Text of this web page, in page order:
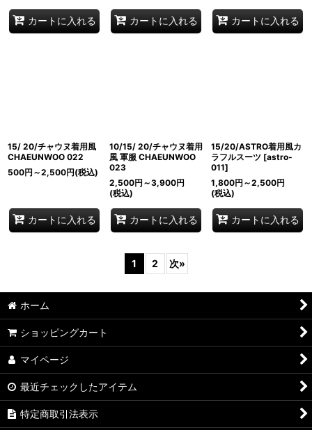
カートに入れる カートに入れる カートに入れる
15/ 20/チャウヌ着用風
CHAEUNWOO 022
500円 ～2,500円(税込)
カートに入れる
10/15/ 20/チャウヌ着用
風 軍服 CHAEUNWOO
023
2,500円 ～3,900円
(税込)
カートに入れる
15/20/ASTRO着用風カ
ラフルスーツ [astro-
011]
1,800円 ～2,500円
(税込)
カートに入れる
1 2 次»
ホーム
ショッピングカート
マイページ
最近チェックしたアイテム
特定商取引法表示